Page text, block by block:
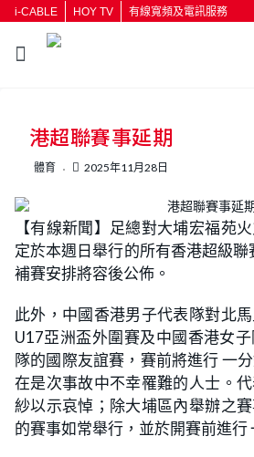
i-CABLE HOY TV 有線寬頻及電訊服務
按輸入鍵開始搜尋
港超聯賽事延期
體育 2025年11月28日
【有線新聞】足總對大埔宏福苑
定於本週日舉行的所有香港超級聯
補賽安排將容後公佈。
此外，中國香港男子代表隊對北
U17亞洲盃外圍賽及中國香港女
隊的國際友誼賽，賽前將進行 一
在是次事故中不幸罹難的人士。
紗以示哀悼；除大埔區內舉辦之
的賽事如常舉行，並於開賽前進行